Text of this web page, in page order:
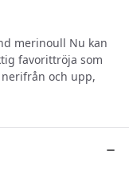
merinoull Nu kan
favorittröja som
och upp,